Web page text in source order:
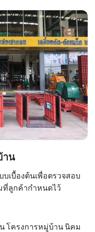
าน
เบื้องต้นเพื่อตรวจสอบ
ที่ลูกค้ากำหนดไว้
โครงการหมู่บ้าน นิคม